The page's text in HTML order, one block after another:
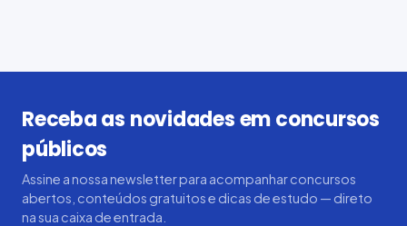
Receba as novidades em concursos
públicos
Assine a nossa newsletter para acompanhar concursos
abertos, conteúdos gratuitos e dicas de estudo — direto
na sua caixa de entrada.